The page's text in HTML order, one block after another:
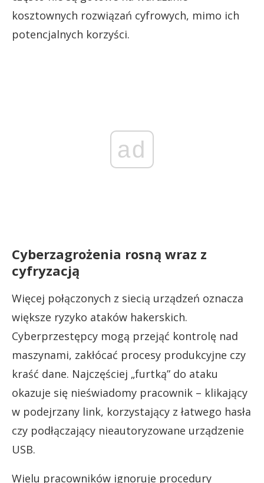
kosztownych rozwiązań cyfrowych, mimo ich
potencjalnych korzyści.
ad
Cyberzagrożenia rosną wraz z
cyfryzacją
Więcej połączonych z siecią urządzeń oznacza
większe ryzyko ataków hakerskich.
Cyberprzestępcy mogą przejąć kontrolę nad
maszynami, zakłócać procesy produkcyjne czy
kraść dane. Najczęściej „furtką” do ataku
okazuje się nieświadomy pracownik – klikający
w podejrzany link, korzystający z łatwego hasła
czy podłączający nieautoryzowane urządzenie
USB.
Wielu pracowników ignoruje procedury